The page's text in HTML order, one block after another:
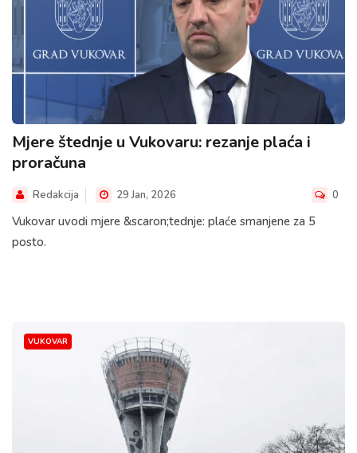
Mjere štednje u Vukovaru: rezanje plaća i
proračuna
Redakcija 29 Jan, 2026 0
Vukovar uvodi mjere &scaron;tednje: plaće smanjene za 5
posto.
VUKOVAR